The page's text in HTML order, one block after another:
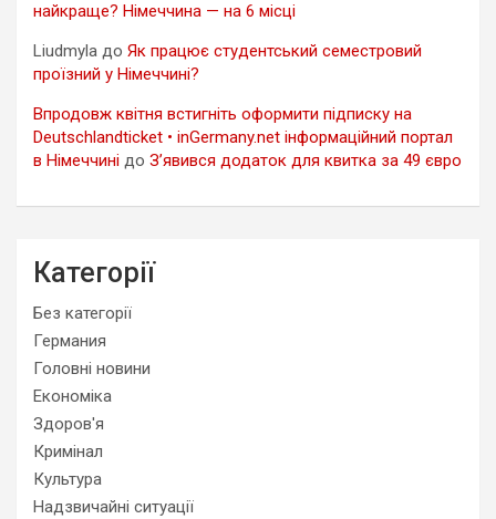
найкраще? Німеччина — на 6 місці
Liudmyla до Як працює студентський семестровий
проїзний у Німеччині?
Впродовж квітня встигніть оформити підписку на
Deutschlandticket • inGermany.net інформаційний портал
в Німеччині до З’явився додаток для квитка за 49 євро
Категорії
Без категорії
Германия
Головні новини
Економіка
Здоров'я
Кримінал
Культура
Надзвичайні ситуації